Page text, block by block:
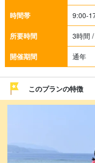
時間帯 9:00-
所要時間 3時間
開催期間 通年
このプランの特徴